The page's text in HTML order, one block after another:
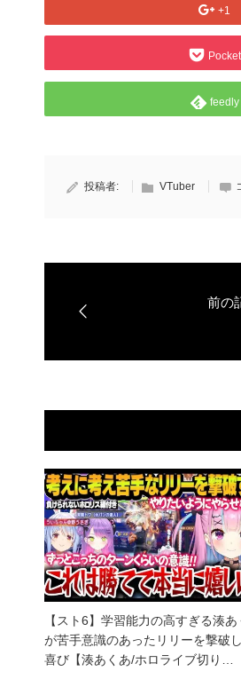
+1
Pocket
feedly
投稿者: VTuber
【スト6】学習能力の高すぎる湊あ
が苦手意識のあったリリーを撃破
喜び【湊あくあ/ホロライブ切り…